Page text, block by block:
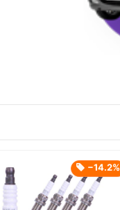
‎−14.2%